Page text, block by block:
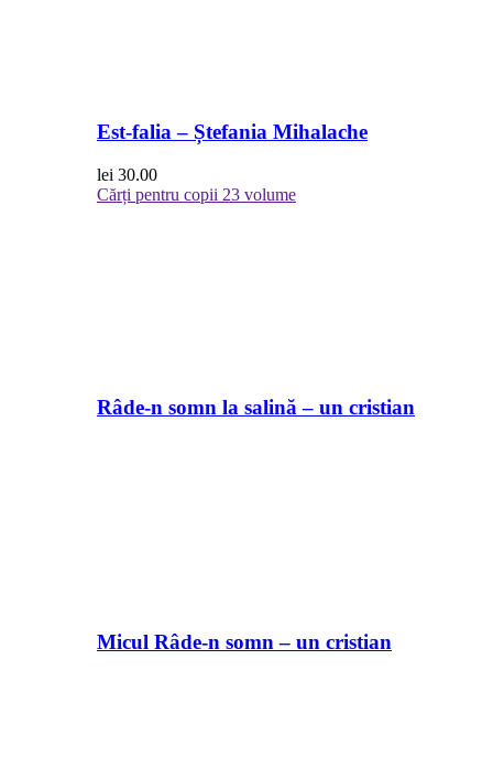
Est-falia – Ștefania Mihalache
lei 30.00
Cărți pentru copii 23 volume
Râde-n somn la salină – un cristian
Micul Râde-n somn – un cristian